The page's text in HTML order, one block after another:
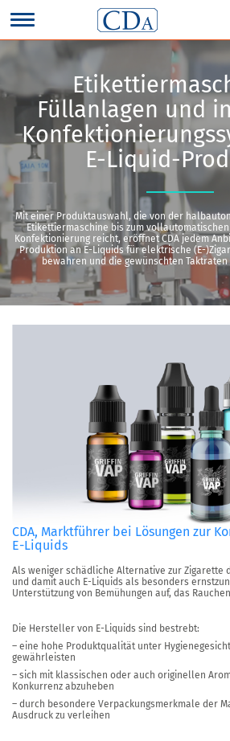
Füllanlagen und
E-Liquid-
Mit einer Produktauswahl, die von der
Etikettiermaschine bis zum
Konfektionierung reicht, eröffnet CDA jedem
Produktion an E-Liquids für elektrische (E-
bewahren und die gewünschten
CDA, Marktführer bei Lösungen zur
E-Liquids
Als weniger schädliche Alternative zur Zigarette
und damit auch E-Liquids als besonders
Unterstützung von Bemühungen auf, das
Die Hersteller von E-Liquids sind bestrebt:
– eine hohe Produktqualität unter
gewährleisten
– sich mit klassischen oder auch originellen
Konkurrenz abzuheben
– durch besondere Verpackungsmerkmale der
Ausdruck zu verleihen